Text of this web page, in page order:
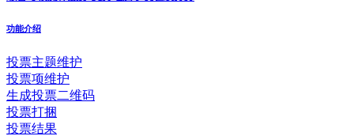
功能介绍
投票主题维护
投票项维护
生成投票二维码
投票打捆
投票结果